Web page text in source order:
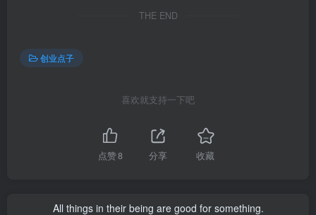
THE END
创业点子
喜欢就支持一下吧
点赞8 分享 收藏
All things in their being are good for something.